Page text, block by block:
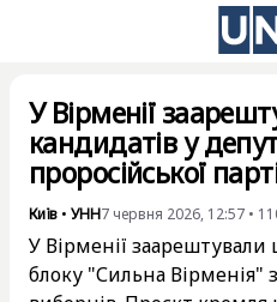
У Вірменії
кандидатів у
проросійської
Київ • УНН7 червня 2026, 12:57 •
У Вірменії заарештували
блоку "Сильна Вірменія"